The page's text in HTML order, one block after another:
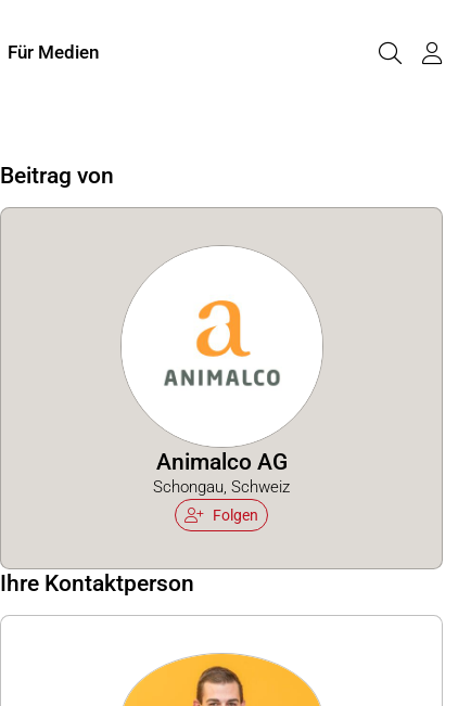
Für Medien
Beitrag von
Animalco AG
Schongau, Schweiz
Folgen
Ihre Kontaktperson